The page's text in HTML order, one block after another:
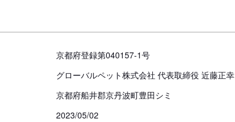
京都府登録第040157-1号
グローバルペット株式会社 代表取締役 近藤正幸
京都府船井郡京丹波町豊田シミ
2023/05/02